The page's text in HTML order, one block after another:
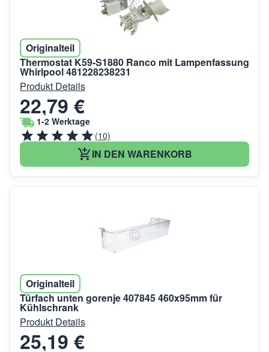
Originalteil
Thermostat K59-S1880 Ranco mit Lampenfassung
Whirlpool 481228238231
Produkt Details
22,79 €
1-2 Werktage
(10)
IN DEN WARENKORB
Originalteil
Türfach unten gorenje 407845 460x95mm für
Kühlschrank
Produkt Details
25,19 €